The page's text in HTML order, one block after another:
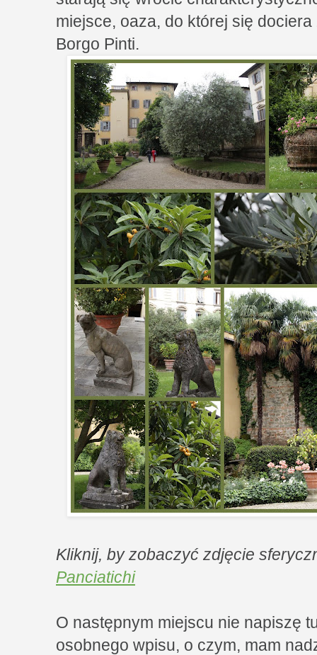
miejsce, oaza, do której się
Borgo Pinti.
Kliknij, by zobaczyć zdjęcie
Panciatichi
O następnym miejscu nie napiszę
osobnego wpisu, o czym, mam